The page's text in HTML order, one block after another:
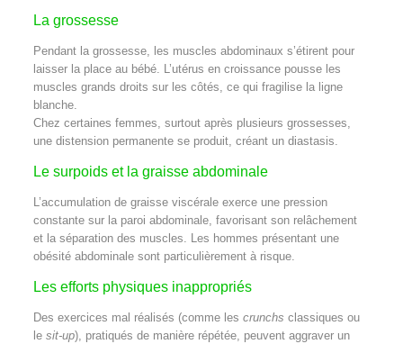
La grossesse
Pendant la grossesse, les muscles abdominaux s’étirent pour
laisser la place au bébé. L’utérus en croissance pousse les
muscles grands droits sur les côtés, ce qui fragilise la ligne
blanche.
Chez certaines femmes, surtout après plusieurs grossesses,
une distension permanente se produit, créant un diastasis.
Le surpoids et la graisse abdominale
L’accumulation de graisse viscérale exerce une pression
constante sur la paroi abdominale, favorisant son relâchement
et la séparation des muscles. Les hommes présentant une
obésité abdominale sont particulièrement à risque.
Les efforts physiques inappropriés
Des exercices mal réalisés (comme les crunchs classiques ou
le sit-up), pratiqués de manière répétée, peuvent aggraver un